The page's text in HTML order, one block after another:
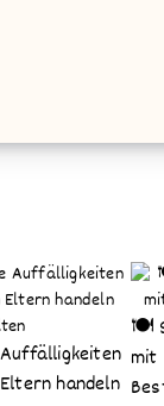
handeln
🍽️
mit